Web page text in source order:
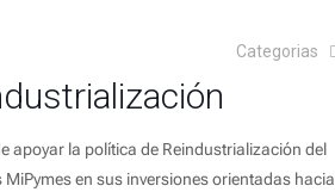
Categorias
apoyar la política de Reindustrialización del
en sus inversiones orientadas hacia